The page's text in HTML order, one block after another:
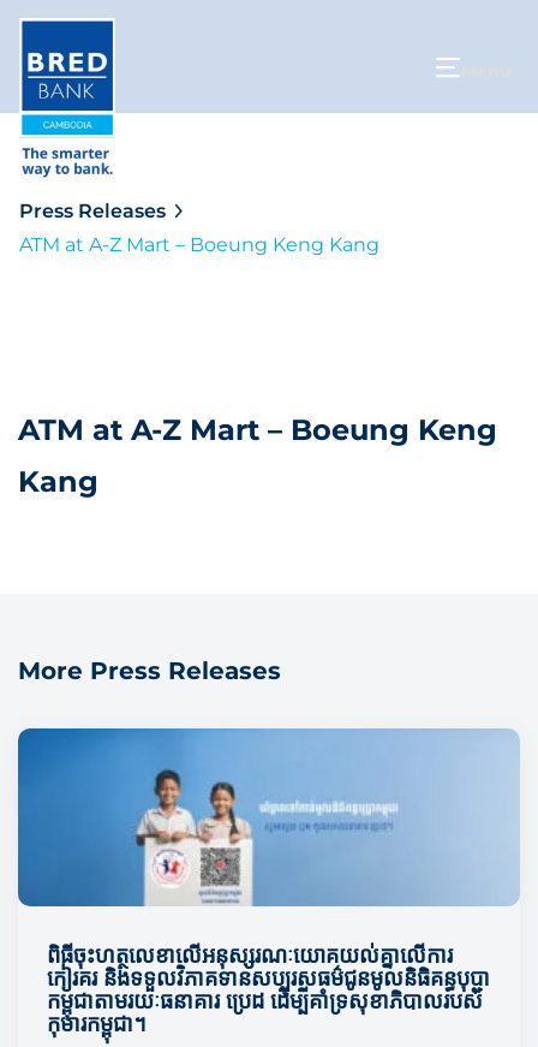
Press Releases
ATM at A-Z Mart – Boeung Keng Kang
ATM at A-Z Mart – Boeung Keng
Kang
More Press Releases
ពិធីចុះហត្ថលេខាលើអនុស្សរណៈយោគយល់គ្នាលើការ
កៀរគរ និងទទួលវិភាគទានសប្បុរសធម៌ជូនមូលនិធិគន្ធបុប្ជា
កម្ពុជាតាមរយៈធនាគារ ប្រេដ ដើម្បីគាំទ្រសុខាភិបាលរបស់
កុមារកម្ពុជា។